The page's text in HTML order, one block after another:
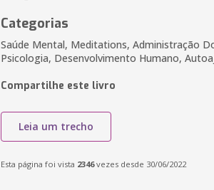
Categorias
Saúde Mental, Meditations, Administração
Psicologia, Desenvolvimento Humano,
Compartilhe este livro
Leia um trecho
Esta página foi vista 2346vezes desde 30/06/2022